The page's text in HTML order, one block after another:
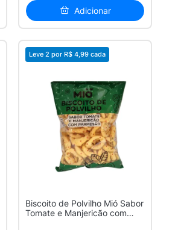
Adicionar
Leve 2 por R$ 4,99 cada
Biscoito de Polvilho Mió Sabor
Tomate e Manjericão com